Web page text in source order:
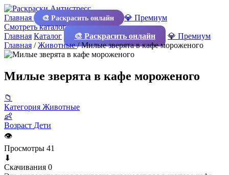
Главная 🎨 Раскрасить онлайн
💎 Премиум
Смотреть каталог
Главная Каталог 🎨 Раскрасить онлайн
💎 Премиум
Главная /Животные/Милые зверята в кафе мороженого
Милые зверята в кафе мороженого
📁
Категория Животные
👶
Возраст Дети
👁
Просмотры 41
⬇
Скачивания 0